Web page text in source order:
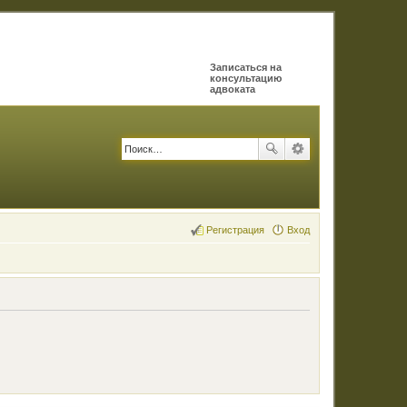
Записаться на
консультацию
адвоката
Вход
Регистрация